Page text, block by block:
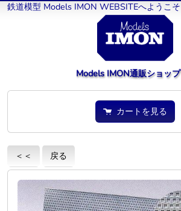
鉄道模型 Models IMON WEBSITEへようこそ
Models IMON通販ショップ
カートを見る
＜＜ 戻る